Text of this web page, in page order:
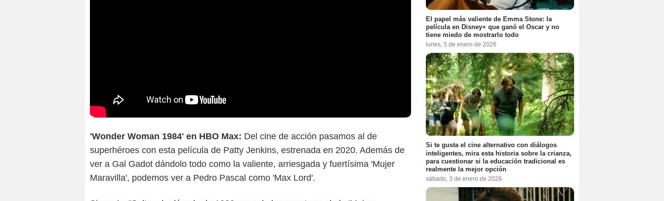
'Wonder Woman 1984' en HBO Max: Del cine de acción pasamos al de
superhéroes con esta película de Patty Jenkins, estrenada en 2020. Además de
ver a Gal Gadot dándolo todo como la valiente, arriesgada y fuertísima 'Mujer
Maravilla', podemos ver a Pedro Pascal como 'Max Lord'.
El papel más valiente de Emma Stone: la
película en Disney+ que ganó el Oscar y no
tiene miedo de mostrarlo todo
lunes, 5 de enero de 2026
Si te gusta el cine alternativo con diálogos
inteligentes, mira esta historia sobre la crianza,
para cuestionar si la educación tradicional es
realmente la mejor opción
sábado, 3 de enero de 2026